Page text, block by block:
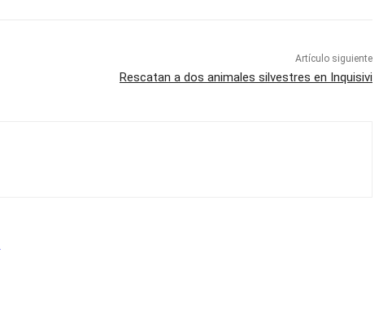
Artículo siguiente
Rescatan a dos animales silvestres en Inquisivi